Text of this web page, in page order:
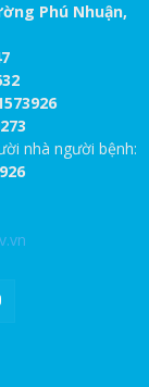
Phú Nhuận,
nhà người bệnh: